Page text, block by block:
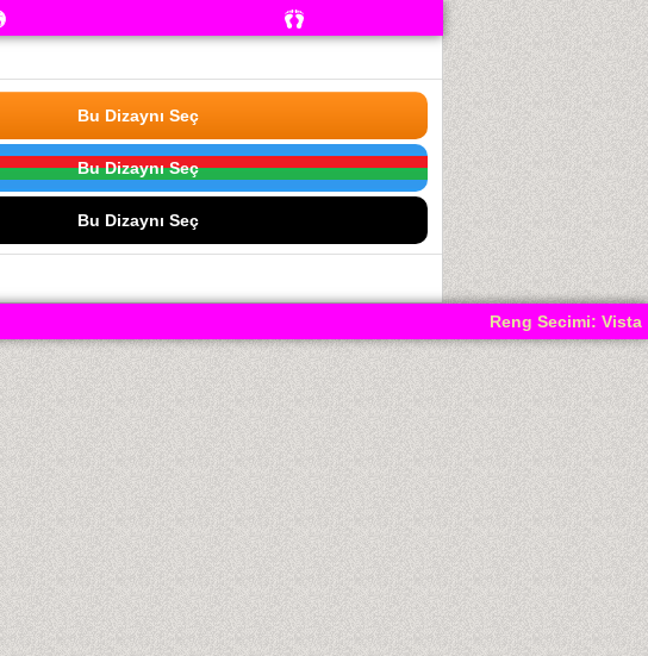
Bu Dizaynı Seç
Bu Dizaynı Seç
Bu Dizaynı Seç
Reng Secimi: Vista